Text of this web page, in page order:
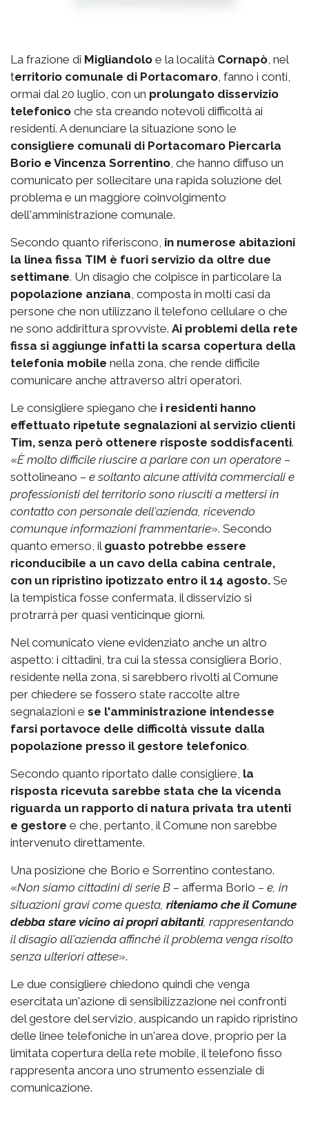
La frazione di Migliandolo e la località Cornapò, nel
territorio comunale di Portacomaro, fanno i conti,
ormai dal 20 luglio, con un prolungato disservizio
telefonico che sta creando notevoli difficoltà ai
residenti. A denunciare la situazione sono le
consigliere comunali di Portacomaro Piercarla
Borio e Vincenza Sorrentino, che hanno diffuso un
comunicato per sollecitare una rapida soluzione del
problema e un maggiore coinvolgimento
dell'amministrazione comunale.
Secondo quanto riferiscono, in numerose abitazioni
la linea fissa TIM è fuori servizio da oltre due
settimane. Un disagio che colpisce in particolare la
popolazione anziana, composta in molti casi da
persone che non utilizzano il telefono cellulare o che
ne sono addirittura sprovviste. Ai problemi della rete
fissa si aggiunge infatti la scarsa copertura della
telefonia mobile nella zona, che rende difficile
comunicare anche attraverso altri operatori.
Le consigliere spiegano che i residenti hanno
effettuato ripetute segnalazioni al servizio clienti
Tim, senza però ottenere risposte soddisfacenti.
«È molto difficile riuscire a parlare con un operatore –
sottolineano – e soltanto alcune attività commerciali e
professionisti del territorio sono riusciti a mettersi in
contatto con personale dell'azienda, ricevendo
comunque informazioni frammentarie». Secondo
quanto emerso, il guasto potrebbe essere
riconducibile a un cavo della cabina centrale,
con un ripristino ipotizzato entro il 14 agosto. Se
la tempistica fosse confermata, il disservizio si
protrarrà per quasi venticinque giorni.
Nel comunicato viene evidenziato anche un altro
aspetto: i cittadini, tra cui la stessa consigliera Borio,
residente nella zona, si sarebbero rivolti al Comune
per chiedere se fossero state raccolte altre
segnalazioni e se l'amministrazione intendesse
farsi portavoce delle difficoltà vissute dalla
popolazione presso il gestore telefonico.
Secondo quanto riportato dalle consigliere, la
risposta ricevuta sarebbe stata che la vicenda
riguarda un rapporto di natura privata tra utenti
e gestore e che, pertanto, il Comune non sarebbe
intervenuto direttamente.
Una posizione che Borio e Sorrentino contestano.
«Non siamo cittadini di serie B – afferma Borio – e, in
situazioni gravi come questa, riteniamo che il Comune
debba stare vicino ai propri abitanti, rappresentando
il disagio all'azienda affinché il problema venga risolto
senza ulteriori attese».
Le due consigliere chiedono quindi che venga
esercitata un'azione di sensibilizzazione nei confronti
del gestore del servizio, auspicando un rapido ripristino
delle linee telefoniche in un'area dove, proprio per la
limitata copertura della rete mobile, il telefono fisso
rappresenta ancora uno strumento essenziale di
comunicazione.